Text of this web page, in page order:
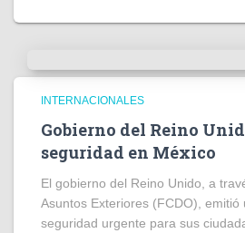
INTERNACIONALES
Gobierno del Reino
seguridad en México
El gobierno del Reino Unido, a
Asuntos Exteriores (FCDO), emitió
seguridad urgente para sus